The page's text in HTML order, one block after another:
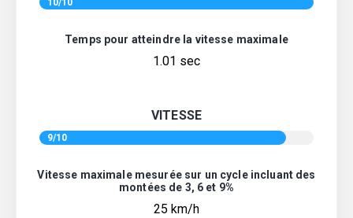
10/10
Temps pour atteindre la vitesse maximale
1.01 sec
VITESSE
9/10
Vitesse maximale mesurée sur un cycle incluant des
montées de 3, 6 et 9%
25 km/h